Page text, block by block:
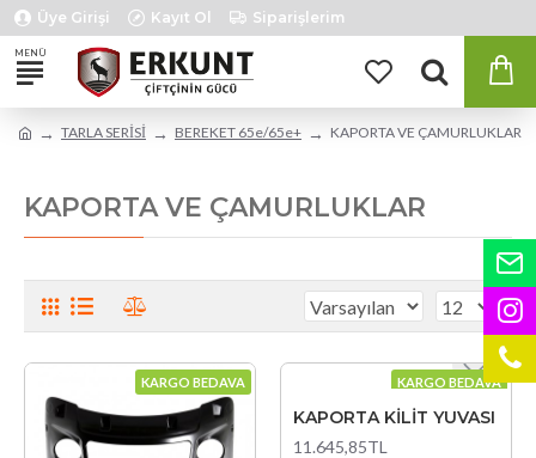
Üye Girişi Kayıt Ol Siparişlerim
TARLA SERİSİ BEREKET 65e/65e+ KAPORTA VE ÇAMURLUKLAR
KAPORTA VE ÇAMURLUKLAR
KARGO BEDAVA KARGO BEDAVA
KAPORTA KİLİT YUVASI
11.645,85TL